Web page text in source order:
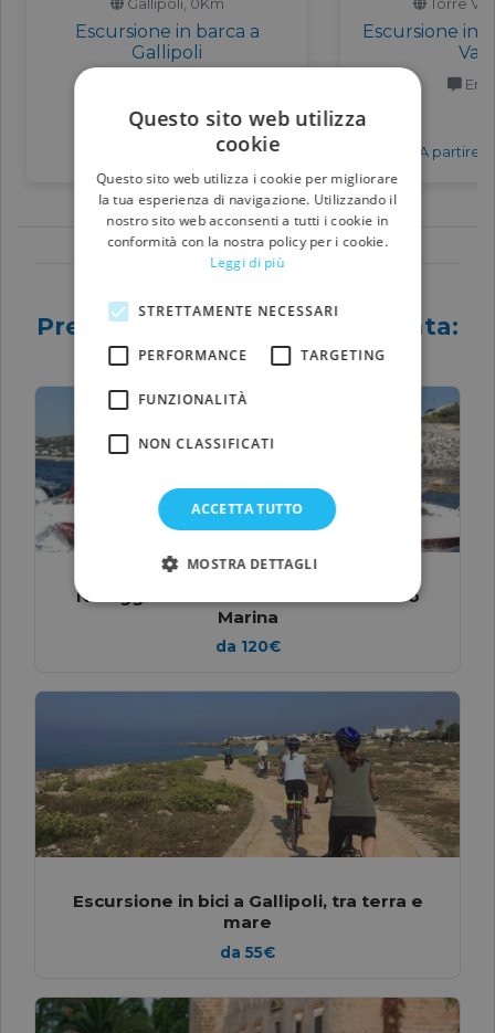
Gallipoli, 0Km
Escursione in barca a
Gallipoli
430€
Torre
Escursione in
A partire
Prenota un'esperienza correlata:
Food
Noleggio esclusivo in barca da Castro
Marina
da 120€
Escursione in bici a Gallipoli, tra terra e
mare
da 55€
Questo sito web utilizza
cookie
Questo sito web utilizza i cookie per migliorare
la tua esperienza di navigazione. Utilizzando il
nostro sito web acconsenti a tutti i cookie in
conformità con la nostra policy per i cookie.
Leggi di più
STRETTAMENTE NECESSARI
PERFORMANCE TARGETING
FUNZIONALITÀ
NON CLASSIFICATI
ACCETTA TUTTO
MOSTRA DETTAGLI